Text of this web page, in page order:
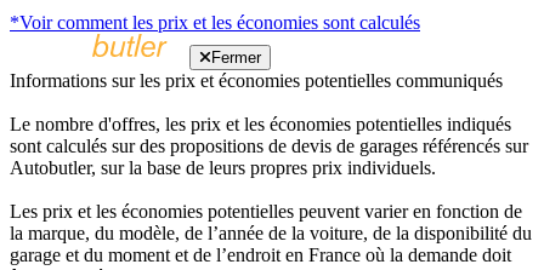
*Voir comment les prix et les économies sont calculés
Fermer
Informations sur les prix et économies potentielles communiqués
Le nombre d'offres, les prix et les économies potentielles indiqués
sont calculés sur des propositions de devis de garages référencés sur
Autobutler, sur la base de leurs propres prix individuels.
Les prix et les économies potentielles peuvent varier en fonction de
la marque, du modèle, de l’année de la voiture, de la disponibilité du
garage et du moment et de l’endroit en France où la demande doit